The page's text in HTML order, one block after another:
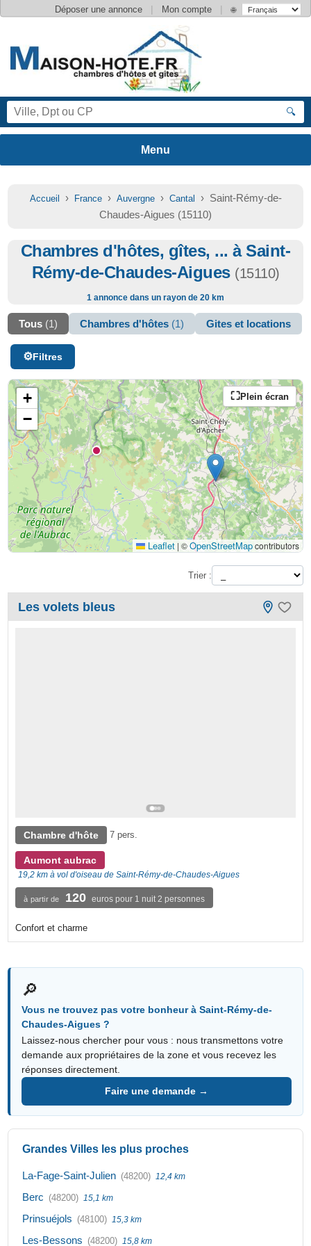
Déposer une annonce | Mon compte | 🌐
🔍
Accueil › France› Auvergne› Cantal
› Saint-Rémy-de-
Chaudes-Aigues (15110)
Chambres d'hôtes, gîtes, ... à Saint-
Rémy-de-Chaudes-Aigues (15110)
1 annonce dans un rayon de 20 km
Tous (1) Chambres d'hôtes (1) Gites et locations
Filtres
Plein écran
+
−
Leaflet | ©OpenStreetMapcontributors
Trier :
Les volets bleus
Chambre d'hôte 7 pers.
Aumont aubrac
19,2 km à vol d'oiseau de Saint-Rémy-de-Chaudes-Aigues
à partir de 120 euros pour 1 nuit 2 personnes
Confort et charme
🔎
Vous ne trouvez pas votre bonheur à Saint-Rémy-de-
Chaudes-Aigues ?
Laissez-nous chercher pour vous : nous transmettons votre
demande aux propriétaires de la zone et vous recevez les
réponses directement.
Faire une demande →
Grandes Villes les plus proches
La-Fage-Saint-Julien (48200) 12,4 km
Berc (48200) 15,1 km
Prinsuéjols (48100) 15,3 km
Les-Bessons (48200) 15,8 km